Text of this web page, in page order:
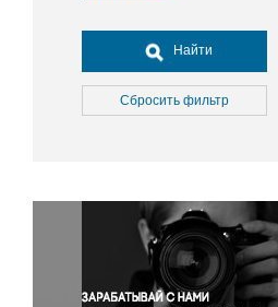
Досуг, туризм и отдых
Культура
Медицина
Окружающая среда
Политика
Правосудие
Происшествия и конфликты
Найти
Сбросить фильтр